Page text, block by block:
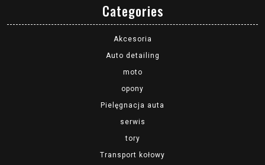
Categories
Akcesoria
Auto detailing
moto
opony
Pielęgnacja auta
serwis
tory
Transport kołowy